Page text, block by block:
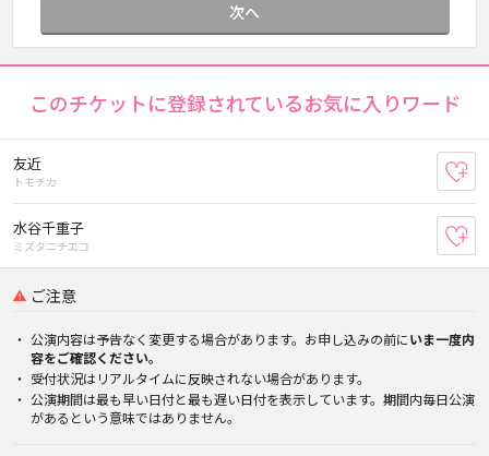
次へ
このチケットに登録されているお気に入りワード
友近
トモチカ
水谷千重子
ミズタニチエコ
ご注意
公演内容は予告なく変更する場合があります。お申し込みの前にいま一度内
容をご確認ください。
受付状況はリアルタイムに反映されない場合があります。
公演期間は最も早い日付と最も遅い日付を表示しています。期間内毎日公演
があるという意味ではありません。